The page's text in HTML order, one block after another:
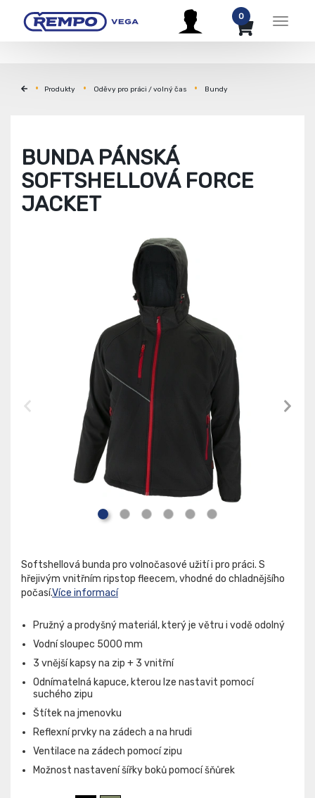
Menu
0
Produkty Oděvy pro práci / volný čas Bundy
BUNDA PÁNSKÁ
SOFTSHELLOVÁ FORCE
JACKET
Softshellová bunda pro volnočasové užití i pro práci. S
hřejivým vnitřním ripstop fleecem, vhodné do chladnějšího
počasí.Více informací
Pružný a prodyšný materiál, který je větru i vodě odolný
Vodní sloupec 5000 mm
3 vnější kapsy na zip + 3 vnitřní
Odnímatelná kapuce, kterou lze nastavit pomocí
suchého zipu
Štítek na jmenovku
Reflexní prvky na zádech a na hrudi
Ventilace na zádech pomocí zipu
Možnost nastavení šířky boků pomocí šňůrek